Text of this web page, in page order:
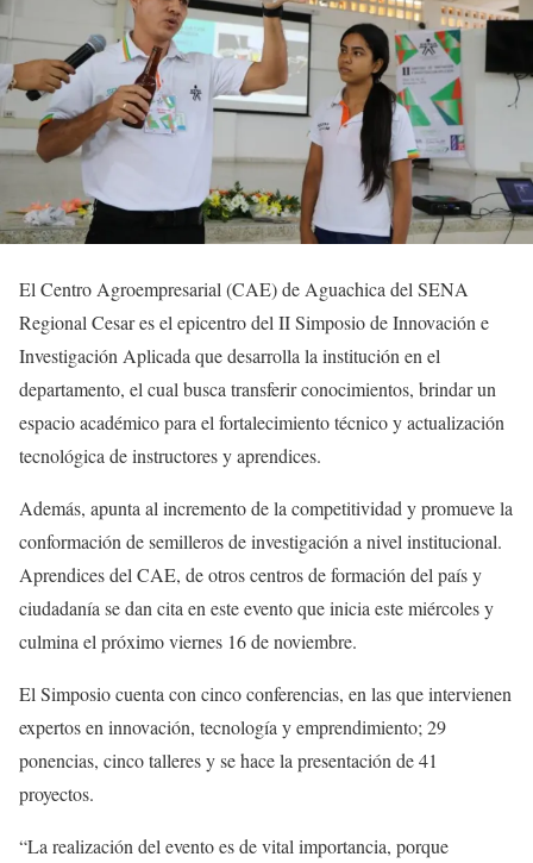
El Centro Agroempresarial (CAE) de Aguachica del SENA
Regional Cesar es el epicentro del II Simposio de Innovación e
Investigación Aplicada que desarrolla la institución en el
departamento, el cual busca transferir conocimientos, brindar un
espacio académico para el fortalecimiento técnico y actualización
tecnológica de instructores y aprendices.
Además, apunta al incremento de la competitividad y promueve la
conformación de semilleros de investigación a nivel institucional.
Aprendices del CAE, de otros centros de formación del país y
ciudadanía se dan cita en este evento que inicia este miércoles y
culmina el próximo viernes 16 de noviembre.
El Simposio cuenta con cinco conferencias, en las que intervienen
expertos en innovación, tecnología y emprendimiento; 29
ponencias, cinco talleres y se hace la presentación de 41
proyectos.
“La realización del evento es de vital importancia, porque